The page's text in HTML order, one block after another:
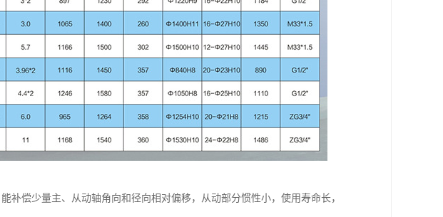
补偿少量主、从动轴角向和径向相对偏移，从动部分惯性小，使用寿命长，